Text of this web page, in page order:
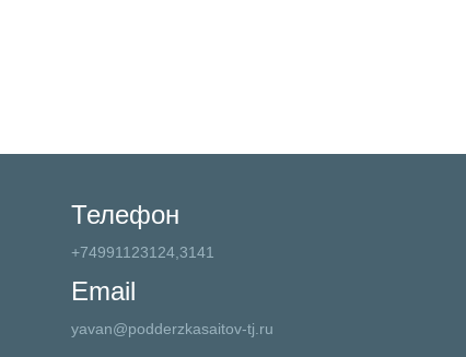
Телефон
+74991123124,3141
Email
yavan@podderzkasaitov-tj.ru